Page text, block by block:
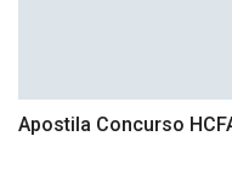
Apostila Concurso